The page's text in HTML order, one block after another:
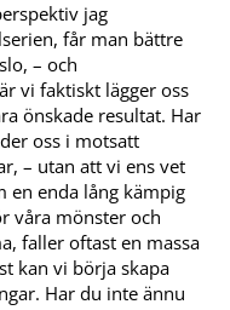
jag
får man bättre
– och
vi faktiskt lägger oss
önskade resultat. Har
oss i motsatt
– utan att vi ens vet
en enda lång kämpig
våra mönster och
faller oftast en massa
kan vi börja skapa
Har du inte ännu